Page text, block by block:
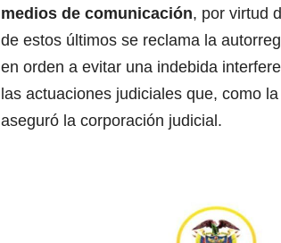
medios de comunicación, por virtud
de estos últimos se reclama la
en orden a evitar una indebida
las actuaciones judiciales que, como
aseguró la corporación judicial.